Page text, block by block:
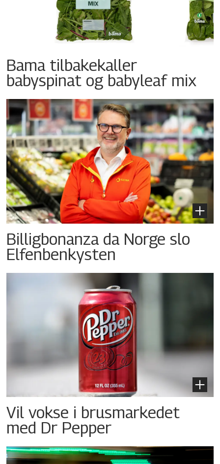
Bama tilbakekaller
babyspinat og babyleaf mix
Billigbonanza da Norge slo
Elfenbenkysten
Vil vokse i brusmarkedet
med Dr Pepper